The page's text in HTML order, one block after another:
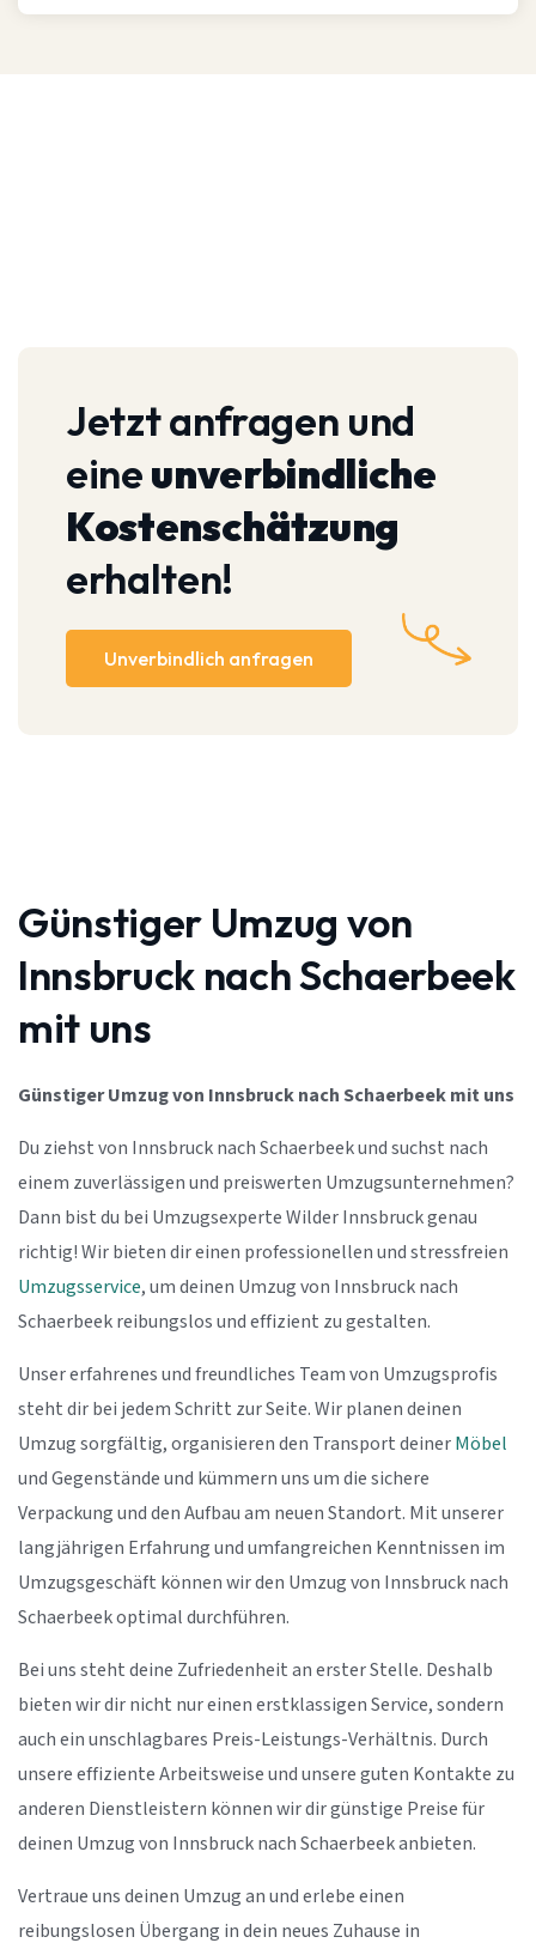
Jetzt anfragen und
eineunverbindliche
Kostenschätzung
erhalten!
Unverbindlich anfragen
Günstiger Umzug von
Innsbruck nach Schaerbeek
mit uns
Günstiger Umzug von Innsbruck nach Schaerbeek mit uns
Du ziehst von Innsbruck nach Schaerbeek und suchst nach
einem zuverlässigen und preiswerten Umzugsunternehmen?
Dann bist du bei Umzugsexperte Wilder Innsbruck genau
richtig! Wir bieten dir einen professionellen und stressfreien
Umzugsservice, um deinen Umzug von Innsbruck nach
Schaerbeek reibungslos und effizient zu gestalten.
Unser erfahrenes und freundliches Team von Umzugsprofis
steht dir bei jedem Schritt zur Seite. Wir planen deinen
Umzug sorgfältig, organisieren den Transport deinerMöbel
und Gegenstände und kümmern uns um die sichere
Verpackung und den Aufbau am neuen Standort. Mit unserer
langjährigen Erfahrung und umfangreichen Kenntnissen im
Umzugsgeschäft können wir den Umzug von Innsbruck nach
Schaerbeek optimal durchführen.
Bei uns steht deine Zufriedenheit an erster Stelle. Deshalb
bieten wir dir nicht nur einen erstklassigen Service, sondern
auch ein unschlagbares Preis-Leistungs-Verhältnis. Durch
unsere effiziente Arbeitsweise und unsere guten Kontakte zu
anderen Dienstleistern können wir dir günstige Preise für
deinen Umzug von Innsbruck nach Schaerbeek anbieten.
Vertraue uns deinen Umzug an und erlebe einen
reibungslosen Übergang in dein neues Zuhause in